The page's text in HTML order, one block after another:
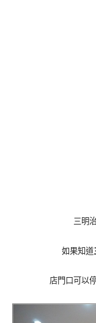
三明
如果知道
店門口可以